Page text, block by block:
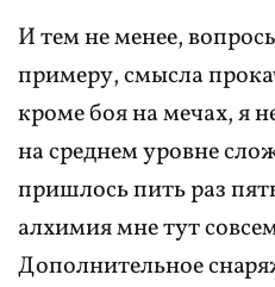
И тем не менее,
примеру, смысла
кроме боя на мечах, я
на среднем уровне
пришлось пить раз
алхимия мне тут
Дополнительное